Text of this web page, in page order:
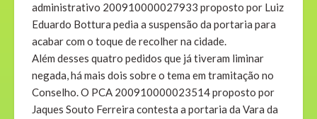
administrativo 200910000027933 proposto por Luiz
Eduardo Bottura pedia a suspensão da portaria para
acabar com o toque de recolher na cidade.
Além desses quatro pedidos que já tiveram liminar
negada, há mais dois sobre o tema em tramitação no
Conselho. O PCA 200910000023514 proposto por
Jaques Souto Ferreira contesta a portaria da Vara da